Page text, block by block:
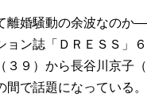
離婚騒動の余波なの
ョン誌「ＤＲＥＳＳ」
３９）から長谷川京子
間で話題になっている。